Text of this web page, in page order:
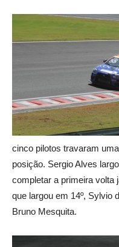
cinco pilotos travaram
posição. Sergio Alves
completar a primeira volta
que largou em 14º, Sylvio
Bruno Mesquita.